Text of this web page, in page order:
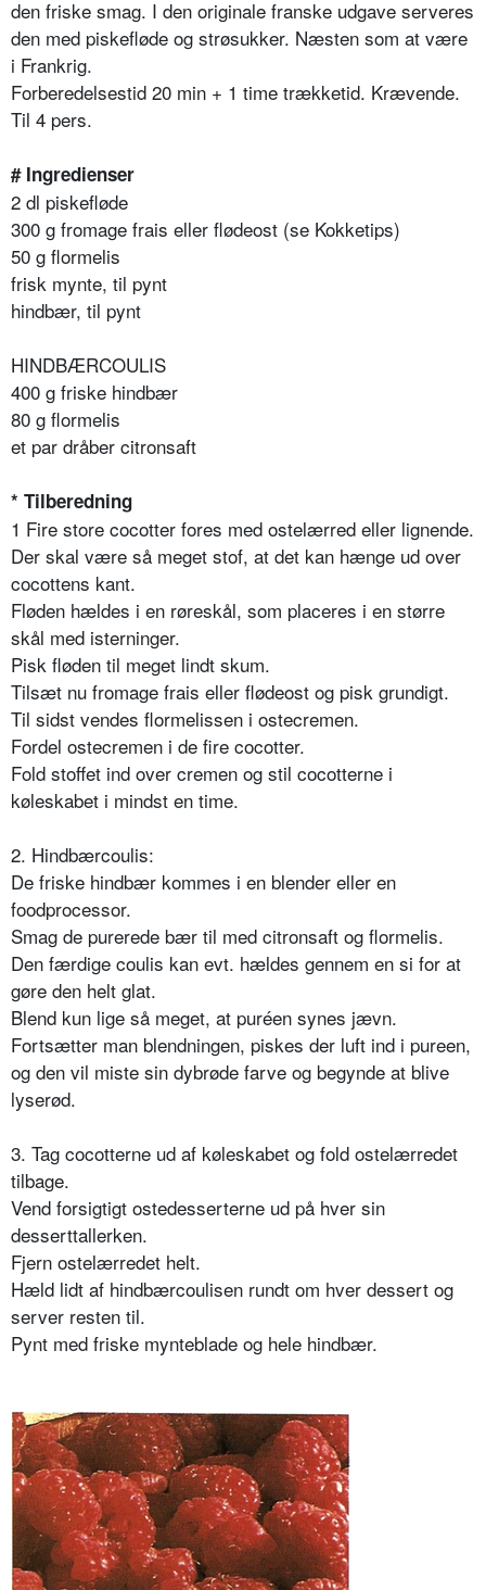
den friske smag. I den originale franske udgave serveres
den med piskefløde og strøsukker. Næsten som at være
i Frankrig.
Forberedelsestid 20 min + 1 time trækketid. Krævende.
Til 4 pers.
# Ingredienser
2 dl piskefløde
300 g fromage frais eller flødeost (se Kokketips)
50 g flormelis
frisk mynte, til pynt
hindbær, til pynt
HINDBÆRCOULIS
400 g friske hindbær
80 g flormelis
et par dråber citronsaft
* Tilberedning
1 Fire store cocotter fores med ostelærred eller lignende.
Der skal være så meget stof, at det kan hænge ud over
cocottens kant.
Fløden hældes i en røreskål, som placeres i en større
skål med isterninger.
Pisk fløden til meget lindt skum.
Tilsæt nu fromage frais eller flødeost og pisk grundigt.
Til sidst vendes flormelissen i ostecremen.
Fordel ostecremen i de fire cocotter.
Fold stoffet ind over cremen og stil cocotterne i
køleskabet i mindst en time.
2. Hindbærcoulis:
De friske hindbær kommes i en blender eller en
foodprocessor.
Smag de purerede bær til med citronsaft og flormelis.
Den færdige coulis kan evt. hældes gennem en si for at
gøre den helt glat.
Blend kun lige så meget, at puréen synes jævn.
Fortsætter man blendningen, piskes der luft ind i pureen,
og den vil miste sin dybrøde farve og begynde at blive
lyserød.
3. Tag cocotterne ud af køleskabet og fold ostelærredet
tilbage.
Vend forsigtigt ostedesserterne ud på hver sin
desserttallerken.
Fjern ostelærredet helt.
Hæld lidt af hindbærcoulisen rundt om hver dessert og
server resten til.
Pynt med friske mynteblade og hele hindbær.